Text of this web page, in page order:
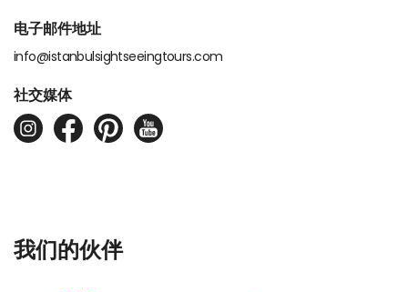
电子邮件地址
info@istanbulsightseeingtours.com
社交媒体
我们的伙伴